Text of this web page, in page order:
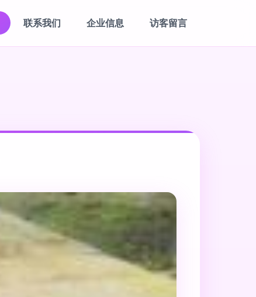
联系我们 企业信息 访客留言